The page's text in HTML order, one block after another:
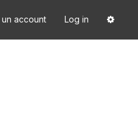
un account Log in